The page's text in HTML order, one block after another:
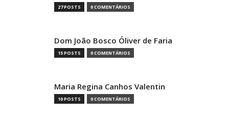
27 POSTS 0 COMENTÁRIOS
Dom João Bosco Óliver de Faria
15 POSTS 0 COMENTÁRIOS
Maria Regina Canhos Valentin
10 POSTS 0 COMENTÁRIOS